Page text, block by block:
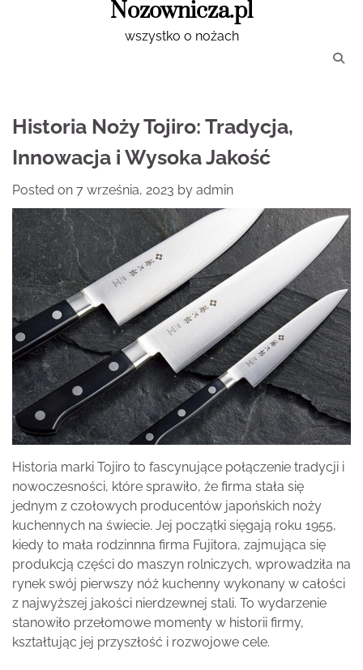
Nozownicza.pl
wszystko o nożach
Historia Noży Tojiro: Tradycja,
Innowacja i Wysoka Jakość
Posted on 7 września, 2023 by admin
Historia marki Tojiro to fascynujące połączenie tradycji i
nowoczesności, które sprawiło, że firma stała się
jednym z czołowych producentów japońskich noży
kuchennych na świecie. Jej początki sięgają roku 1955,
kiedy to mała rodzinnna firma Fujitora, zajmująca się
produkcją części do maszyn rolniczych, wprowadziła na
rynek swój pierwszy nóż kuchenny wykonany w całości
z najwyższej jakości nierdzewnej stali. To wydarzenie
stanowiło przełomowe momenty w historii firmy,
kształtując jej przyszłość i rozwojowe cele.